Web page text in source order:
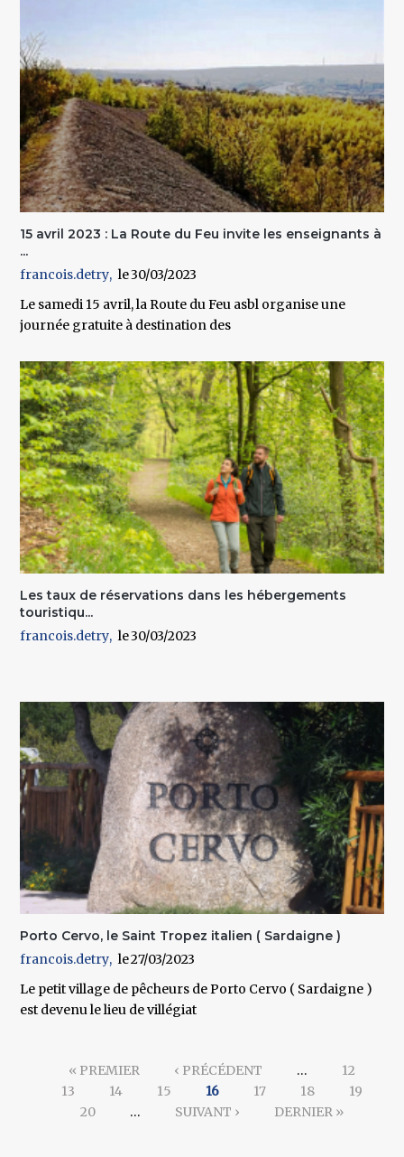
15 avril 2023 : La Route du Feu invite les enseignants à
...
francois.detry
30/03/2023
Le samedi 15 avril, la Route du Feu asbl organise une
journée gratuite à destination des
Les taux de réservations dans les hébergements
touristiqu...
francois.detry
30/03/2023
Porto Cervo, le Saint Tropez italien ( Sardaigne )
francois.detry
27/03/2023
Le petit village de pêcheurs de Porto Cervo ( Sardaigne )
est devenu le lieu de villégiat
« PREMIER ‹ PRÉCÉDENT …
12
13
14 15 16 17 18
19
20
… SUIVANT › DERNIER »